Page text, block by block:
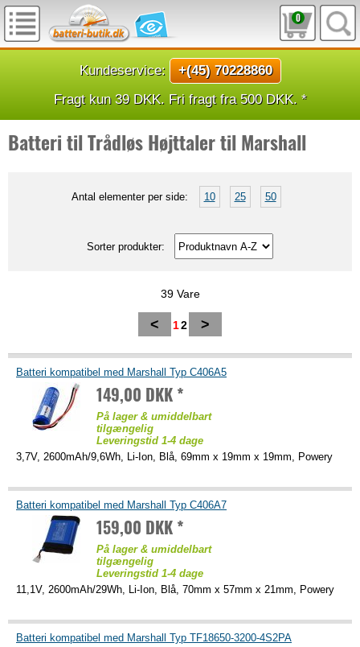
0
Kundeservice:
+(45) 70228860
Fragt kun 39 DKK. Fri fragt fra 500 DKK. *
Batteri til Trådløs Højttaler til Marshall
Antal elementer per side: 10 25 50
Sorter produkter:
39 Vare
< 12 >
Batteri kompatibel med Marshall Typ C406A5
149,00 DKK *
På lager & umiddelbart
tilgængelig
Leveringstid 1-4 dage
3,7V, 2600mAh/9,6Wh, Li-Ion, Blå, 69mm x 19mm x 19mm, Powery
Batteri kompatibel med Marshall Typ C406A7
159,00 DKK *
På lager & umiddelbart
tilgængelig
Leveringstid 1-4 dage
11,1V, 2600mAh/29Wh, Li-Ion, Blå, 70mm x 57mm x 21mm, Powery
Batteri kompatibel med Marshall Typ TF18650-3200-4S2PA